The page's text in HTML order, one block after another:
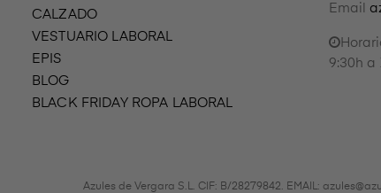
CALZADO
VESTUARIO LABORAL
EPIS
BLOG
BLACK FRIDAY ROPA LABORAL
Email
9:30h a
Azules de Vergara S.L. CIF: B/28279842. EMAIL: